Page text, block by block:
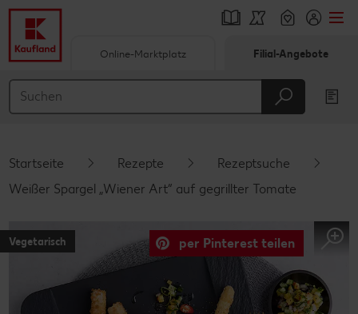
Hauptinhalt
Schwebender Seitenbereich
Online-Marktplatz Filial-Angebote
Startseite Rezepte
Rezeptsuche
Weißer Spargel „Wiener Art“ auf gegrillter Tomate
Vegetarisch per Pinterest teilen